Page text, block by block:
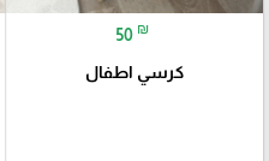
50 ₪
كرسي اطفال